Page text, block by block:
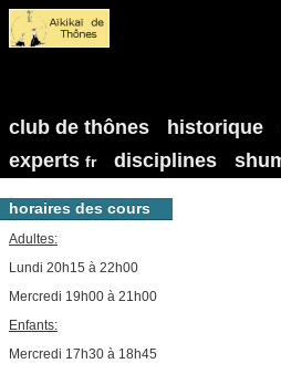
club de thônes historique
experts fr disciplines
horaires des cours
Adultes:
Lundi 20h15 à 22h00
Mercredi 19h00 à 21h00
Enfants:
Mercredi 17h30 à 18h45